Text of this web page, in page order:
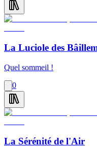
La Luciole des
Quel sommeil !
0
La Sérénité de l'Air